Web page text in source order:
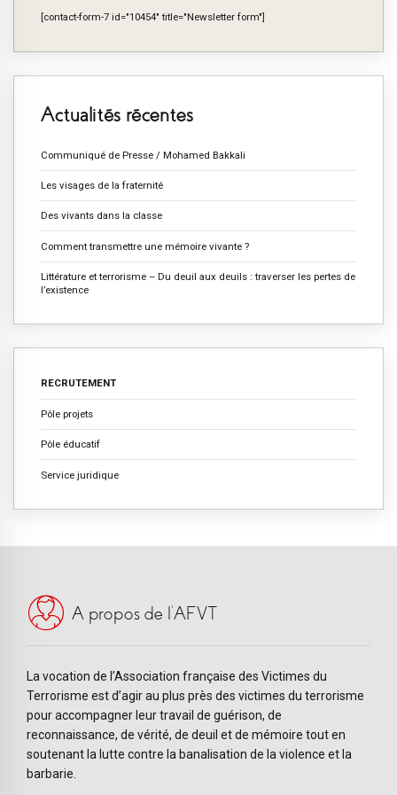
[contact-form-7 id="10454" title="Newsletter form"]
Actualités récentes
Communiqué de Presse / Mohamed Bakkali
Les visages de la fraternité
Des vivants dans la classe
Comment transmettre une mémoire vivante ?
Littérature et terrorisme – Du deuil aux deuils : traverser les pertes de
l’existence
RECRUTEMENT
Pôle projets
Pôle éducatif
Service juridique
A propos de l’AFVT
La vocation de l’Association française des Victimes du
Terrorisme est d’agir au plus près des victimes du terrorisme
pour accompagner leur travail de guérison, de
reconnaissance, de vérité, de deuil et de mémoire tout en
soutenant la lutte contre la banalisation de la violence et la
barbarie.